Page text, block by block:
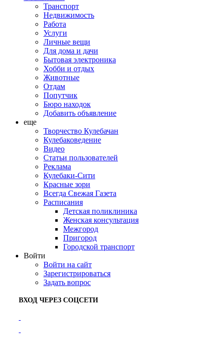
Транспорт
Недвижимость
Работа
Услуги
Личные вещи
Для дома и дачи
Бытовая электроника
Хобби и отдых
Животные
Отдам
Попутчик
Бюро находок
Добавить объявление
еще
Творчество Кулебачан
Кулебаковедение
Видео
Статьи пользователей
Реклама
Кулебаки-Сити
Красные зори
Всегда Свежая Газета
Расписания
Детская поликлиника
Женская консультация
Межгород
Пригород
Городской транспорт
Войти
Войти на сайт
Зарегистрироваться
Задать вопрос
ВХОД ЧЕРЕЗ СОЦСЕТИ